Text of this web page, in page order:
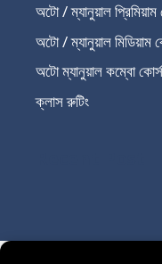
অটো / ম্যানুয়াল
অটো / ম্যানুয়াল মিডিয়াম
অটো ম্যানুয়াল কম্বো
ক্লাস রুটিং